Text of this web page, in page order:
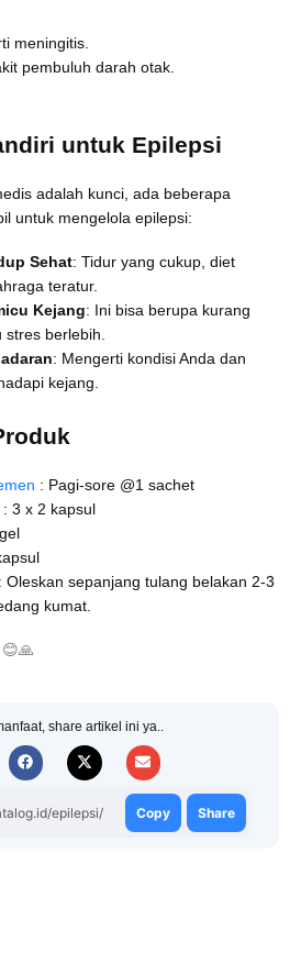
meningitis.
pembuluh darah otak.
untuk Epilepsi
adalah kunci, ada beberapa
untuk mengelola epilepsi:
Sehat: Tidur yang cukup, diet
teratur.
Kejang: Ini bisa berupa kurang
berlebih.
: Mengerti kondisi Anda dan
kejang.
: Pagi-sore @1 sachet
: 3 x 2 kapsul
: Oleskan sepanjang tulang belakan 2-3
kumat.
😊🙏
share artikel ini ya..
epilepsi/ Copy Share